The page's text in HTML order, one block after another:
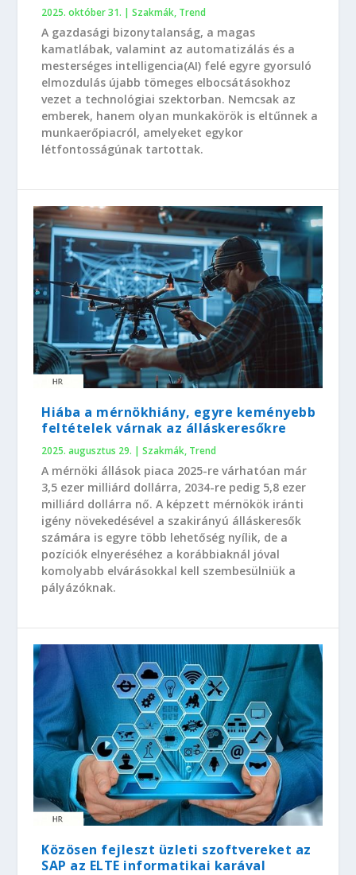
2025. október 31. |Szakmák, Trend
A gazdasági bizonytalanság, a magas
kamatlábak, valamint az automatizálás és a
mesterséges intelligencia(AI) felé egyre gyorsuló
elmozdulás újabb tömeges elbocsátásokhoz
vezet a technológiai szektorban. Nemcsak az
emberek, hanem olyan munkakörök is eltűnnek a
munkaerőpiacról, amelyeket egykor
létfontosságúnak tartottak.
Hiába a mérnökhiány, egyre keményebb
feltételek várnak az álláskeresőkre
2025. augusztus 29. |Szakmák, Trend
A mérnöki állások piaca 2025-re várhatóan már
3,5 ezer milliárd dollárra, 2034-re pedig 5,8 ezer
milliárd dollárra nő. A képzett mérnökök iránti
igény növekedésével a szakirányú álláskeresők
számára is egyre több lehetőség nyílik, de a
pozíciók elnyeréséhez a korábbiaknál jóval
komolyabb elvárásokkal kell szembesülniük a
pályázóknak.
Közösen fejleszt üzleti szoftvereket az
SAP az ELTE informatikai karával